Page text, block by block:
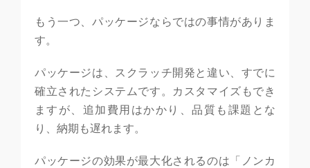
もう一つ、パッケージならではの事情がありま
す。
パッケージは、スクラッチ開発と違い、すでに
確立されたシステムです。カスタマイズもでき
ますが、追加費用はかかり、品質も課題とな
り、納期も遅れます。
パッケージの効果が最大化されるのは「ノンカ